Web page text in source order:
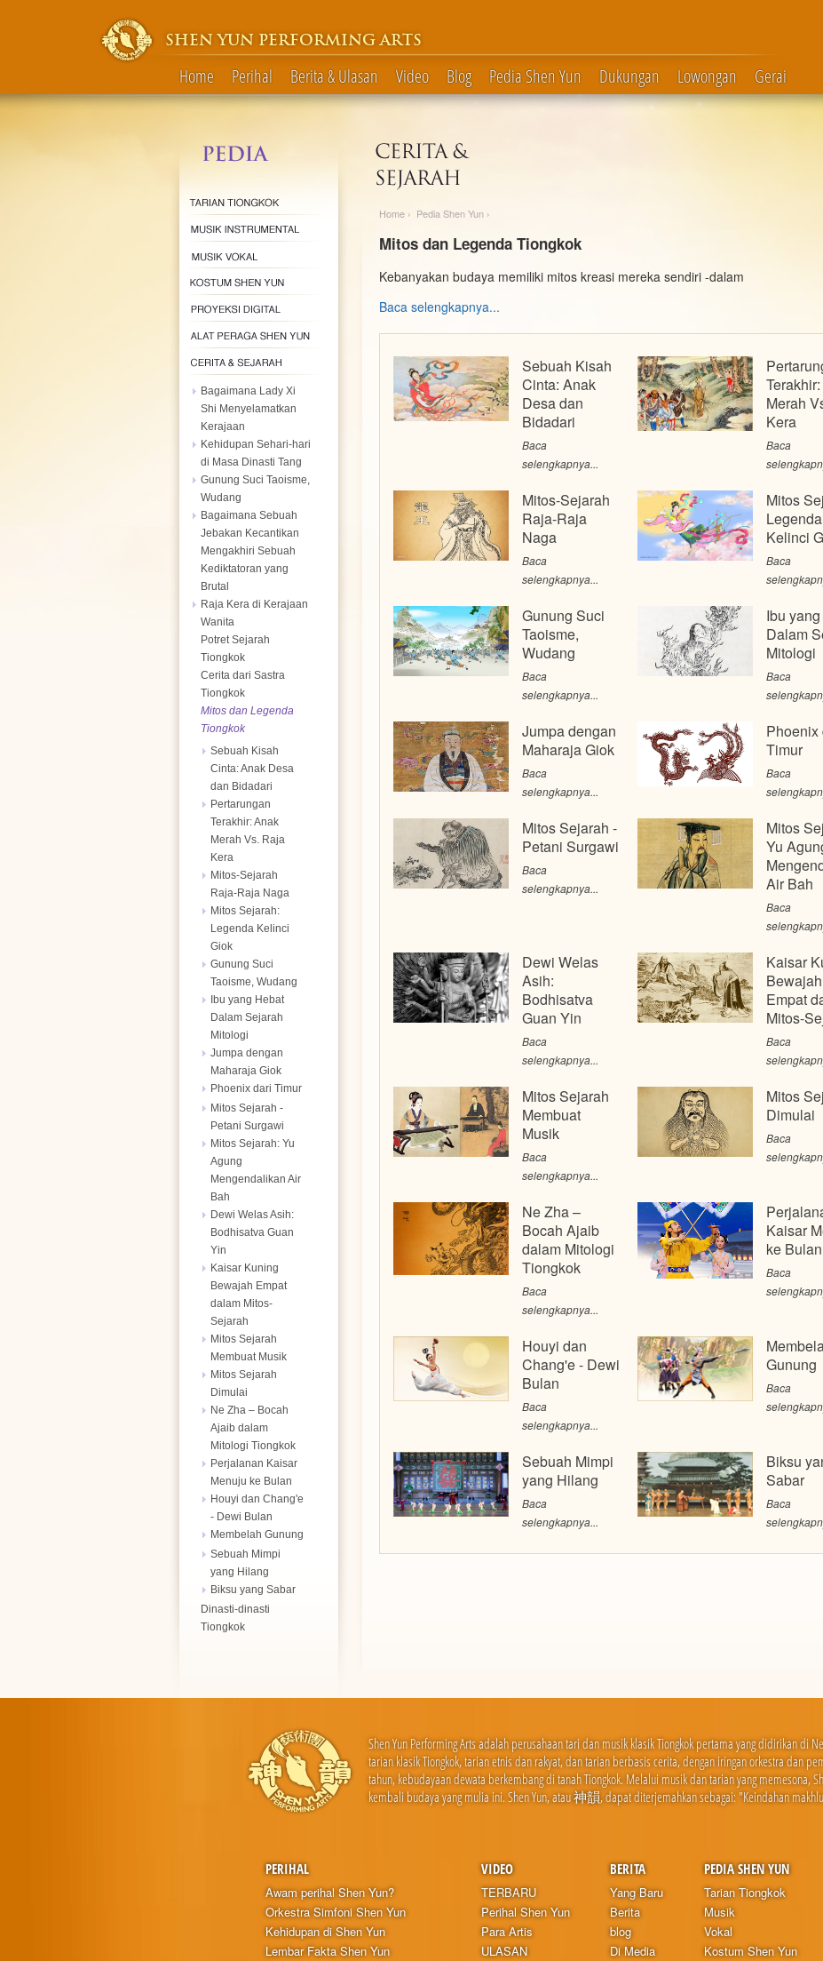
SHEN YUN PERFORMING ARTS
Home Perihal Berita & Ulasan Video Blog Pedia Shen Yun Dukungan Lowongan Gerai
Bagaimana Lady Xi
Shi Menyelamatkan
Kerajaan
Kehidupan Sehari-hari
di Masa Dinasti Tang
Gunung Suci Taoisme,
Wudang
Bagaimana Sebuah
Jebakan Kecantikan
Mengakhiri Sebuah
Kediktatoran yang
Brutal
Raja Kera di Kerajaan
Wanita
Potret Sejarah
Tiongkok
Cerita dari Sastra
Tiongkok
Mitos dan Legenda
Tiongkok
Sebuah Kisah
Cinta: Anak Desa
dan Bidadari
Pertarungan
Terakhir: Anak
Merah Vs. Raja
Kera
Mitos-Sejarah
Raja-Raja Naga
Mitos Sejarah:
Legenda Kelinci
Giok
Gunung Suci
Taoisme, Wudang
Ibu yang Hebat
Dalam Sejarah
Mitologi
Jumpa dengan
Maharaja Giok
Phoenix dari Timur
Mitos Sejarah -
Petani Surgawi
Mitos Sejarah: Yu
Agung
Mengendalikan Air
Bah
Dewi Welas Asih:
Bodhisatva Guan
Yin
Kaisar Kuning
Bewajah Empat
dalam Mitos-
Sejarah
Mitos Sejarah
Membuat Musik
Mitos Sejarah
Dimulai
Ne Zha – Bocah
Ajaib dalam
Mitologi Tiongkok
Perjalanan Kaisar
Menuju ke Bulan
Houyi dan Chang'e
- Dewi Bulan
Membelah Gunung
Sebuah Mimpi
yang Hilang
Biksu yang Sabar
Dinasti-dinasti
Tiongkok
Home › Pedia Shen Yun ›
Mitos dan Legenda Tiongkok
Kebanyakan budaya memiliki mitos kreasi mereka sendiri -dalam
Baca selengkapnya...
Sebuah Kisah
Cinta: Anak
Desa dan
Bidadari
Baca
selengkapnya...
Merah
Kera
Baca
Mitos-Sejarah
Raja-Raja
Naga
Baca
selengkapnya...
Mitos
Legenda
Kelinci
Baca
Gunung Suci
Taoisme,
Wudang
Baca
selengkapnya...
Ibu
Dalam
Mitologi
Baca
Jumpa dengan
Maharaja Giok
Baca
selengkapnya...
Phoenix
Timur
Baca
Mitos Sejarah -
Petani Surgawi
Baca
selengkapnya...
Mitos
Yu
Air Bah
Baca
Dewi Welas
Asih:
Bodhisatva
Guan Yin
Baca
selengkapnya...
Kaisar
Bewajah
Empat
Mitos-
Baca
Mitos Sejarah
Membuat
Musik
Baca
selengkapnya...
Mitos
Dimulai
Baca
Ne Zha –
Bocah Ajaib
dalam Mitologi
Tiongkok
Baca
selengkapnya...
Kaisar
ke Bulan
Baca
Houyi dan
Chang'e - Dewi
Bulan
Baca
selengkapnya...
Gunung
Baca
Sebuah Mimpi
yang Hilang
Baca
selengkapnya...
Biksu
Sabar
Baca
Shen Yun Performing Arts adalah perusahaan tari dan musik klasik Tiongkok pertama yang didirikan di
tarian klasik Tiongkok, tarian etnis dan rakyat, dan tarian berbasis cerita, dengan iringan orkestra dan
tahun, kebudayaan dewata berkembang di tanah Tiongkok. Melalui musik dan tarian yang memesona,
kembali budaya yang mulia ini. Shen Yun, atau 神韻, dapat diterjemahkan sebagai: "Keindahan
PERIHAL
Awam perihal Shen Yun?
Orkestra Simfoni Shen Yun
Kehidupan di Shen Yun
Lembar Fakta Shen Yun
VIDEO
TERBARU
Perihal Shen Yun
Para Artis
ULASAN
BERITA
Yang Baru
Berita
blog
Di Media
PEDIA SHEN YUN
Tarian Tiongkok
Musik
Vokal
Kostum Shen Yun